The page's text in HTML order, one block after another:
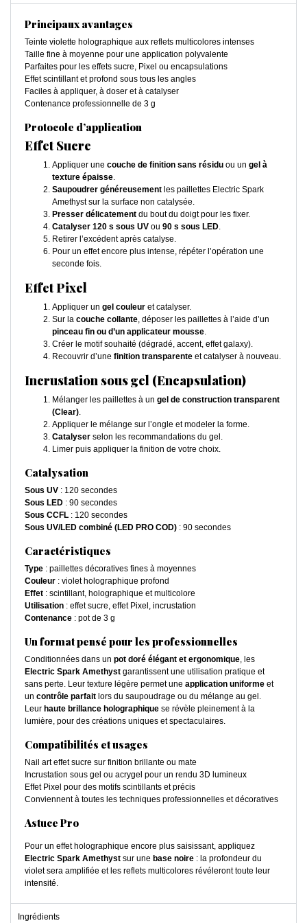
Principaux avantages
Teinte violette holographique aux reflets multicolores intenses
Taille fine à moyenne pour une application polyvalente
Parfaites pour les effets sucre, Pixel ou encapsulations
Effet scintillant et profond sous tous les angles
Faciles à appliquer, à doser et à catalyser
Contenance professionnelle de 3 g
Protocole d’application
Effet Sucre
Appliquer une couche de finition sans résidu ou un gel à
texture épaisse.
Saupoudrer généreusement les paillettes Electric Spark
Amethyst sur la surface non catalysée.
Presser délicatement du bout du doigt pour les fixer.
Catalyser 120 s sous UV ou 90 s sous LED.
Retirer l’excédent après catalyse.
Pour un effet encore plus intense, répéter l’opération une
seconde fois.
Effet Pixel
Appliquer un gel couleur et catalyser.
Sur la couche collante, déposer les paillettes à l’aide d’un
pinceau fin ou d’un applicateur mousse.
Créer le motif souhaité (dégradé, accent, effet galaxy).
Recouvrir d’une finition transparente et catalyser à nouveau.
Incrustation sous gel (Encapsulation)
Mélanger les paillettes à un gel de construction transparent
(Clear).
Appliquer le mélange sur l’ongle et modeler la forme.
Catalyser selon les recommandations du gel.
Limer puis appliquer la finition de votre choix.
Catalysation
Sous UV : 120 secondes
Sous LED : 90 secondes
Sous CCFL : 120 secondes
Sous UV/LED combiné (LED PRO COD) : 90 secondes
Caractéristiques
Type : paillettes décoratives fines à moyennes
Couleur : violet holographique profond
Effet : scintillant, holographique et multicolore
Utilisation : effet sucre, effet Pixel, incrustation
Contenance : pot de 3 g
Un format pensé pour les professionnelles
Conditionnées dans un pot doré élégant et ergonomique, les
Electric Spark Amethyst garantissent une utilisation pratique et
sans perte. Leur texture légère permet une application uniforme et
un contrôle parfait lors du saupoudrage ou du mélange au gel.
Leur haute brillance holographique se révèle pleinement à la
lumière, pour des créations uniques et spectaculaires.
Compatibilités et usages
Nail art effet sucre sur finition brillante ou mate
Incrustation sous gel ou acrygel pour un rendu 3D lumineux
Effet Pixel pour des motifs scintillants et précis
Conviennent à toutes les techniques professionnelles et décoratives
Astuce Pro
Pour un effet holographique encore plus saisissant, appliquez
Electric Spark Amethyst sur une base noire : la profondeur du
violet sera amplifiée et les reflets multicolores révéleront toute leur
intensité.
Ingrédients